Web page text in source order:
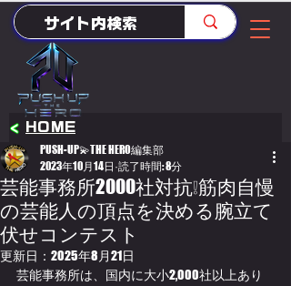
HOME
<
芸能事務所2000社対抗❕筋肉自慢
の芸能人の頂点を決める腕立て
伏せコンテスト
PUSH-UP💫THE HERO編集部
2023年10月14日 読了時間: 8分
更新日： 2025年8月21日
芸能事務所は、国内に大小2,000社以上あり